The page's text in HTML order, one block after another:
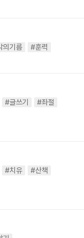
의기름 #훈력
#글쓰기
#좌절
#치유
#산책